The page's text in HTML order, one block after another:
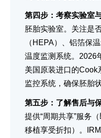
第四步：考察实验室与
胚胎实验室。关注是
（HEPA）、铝箔保
温度监测系统。2026
美国原装进口的Cook
监控系统，确保胚胎
第五步：了解售后与保
提供“周期共享”服务
移植享受折扣）。